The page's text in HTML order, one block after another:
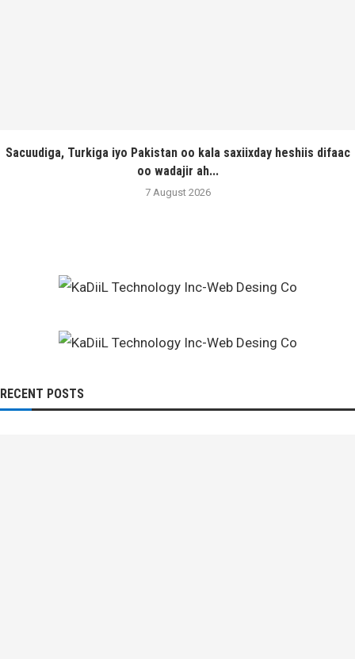
Sacuudiga, Turkiga iyo Pakistan oo kala saxiixday heshiis difaac
oo wadajir ah...
7 August 2026
RECENT POSTS